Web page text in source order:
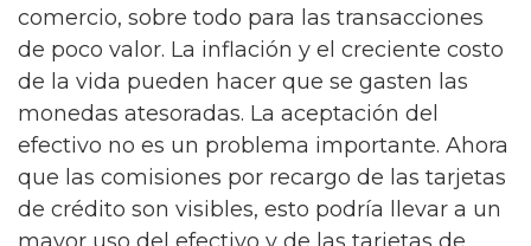
comercio, sobre todo para las transacciones
de poco valor. La inflación y el creciente costo
de la vida pueden hacer que se gasten las
monedas atesoradas. La aceptación del
efectivo no es un problema importante. Ahora
que las comisiones por recargo de las tarjetas
de crédito son visibles, esto podría llevar a un